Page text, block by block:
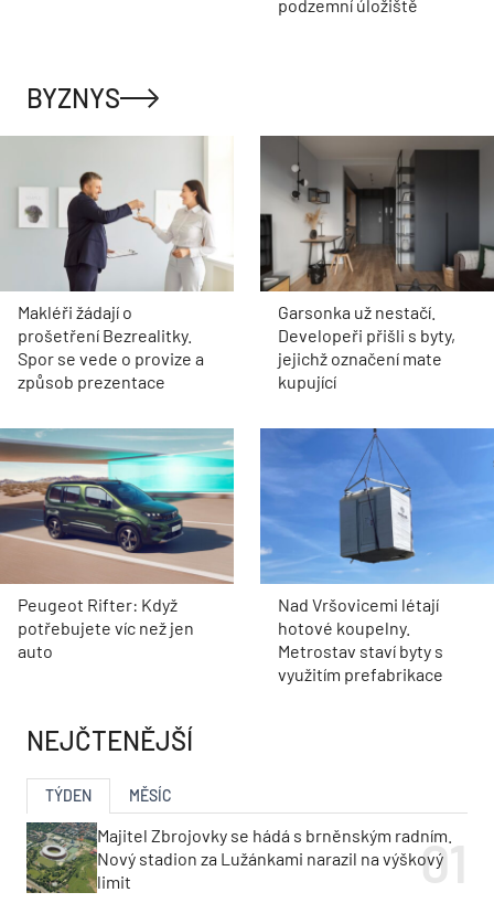
podzemní úložiště
BYZNYS
Makléři žádají o
prošetření Bezrealitky.
Spor se vede o provize a
způsob prezentace
Garsonka už nestačí.
Developeři přišli s byty,
jejichž označení mate
kupující
Peugeot Rifter: Když
potřebujete víc než jen
auto
Nad Vršovicemi létají
hotové koupelny.
Metrostav staví byty s
využitím prefabrikace
NEJČTENĚJŠÍ
TÝDEN MĚSÍC
Majitel Zbrojovky se hádá s brněnským radním.
Nový stadion za Lužánkami narazil na výškový
limit